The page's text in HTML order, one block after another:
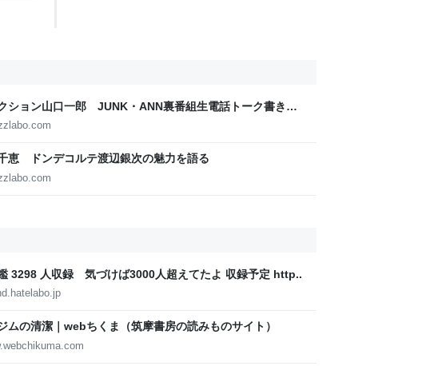
ション山口一郎 JUNK・ANN裏番組生電話トーク書き起
恵 ドンデコルテ渡辺銀次の魅力を語る
3298 人収録 気づけば3000人超えてたよ 収録予定 http..
の清潔｜webちくま（筑摩書房の読みものサイト）